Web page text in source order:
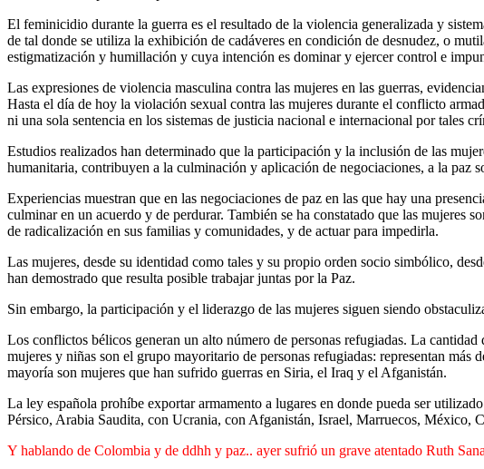
El feminicidio durante la guerra es el resultado de la violencia generalizada y
de tal donde se utiliza la exhibición de cadáveres en condición de desnudez, o
estigmatización y humillación y cuya intención es dominar y ejercer control e
Las expresiones de violencia masculina contra las mujeres en las guerras,
Hasta el día de hoy la violación sexual contra las mujeres durante el conflicto
ni una sola sentencia en los sistemas de justicia nacional e internacional por tales
Estudios realizados han determinado que la participación y la inclusión de las
humanitaria, contribuyen a la culminación y aplicación de negociaciones, a la paz
Experiencias muestran que en las negociaciones de paz en las que hay una
culminar en un acuerdo y de perdurar. También se ha constatado que las mujeres
de radicalización en sus familias y comunidades, y de actuar para impedirla.
Las mujeres, desde su identidad como tales y su propio orden socio simbólico,
han demostrado que resulta posible trabajar juntas por la Paz.
Sin embargo, la participación y el liderazgo de las mujeres siguen siendo
Los conflictos bélicos generan un alto número de personas refugiadas. La
mujeres y niñas son el grupo mayoritario de personas refugiadas: representan
mayoría son mujeres que han sufrido guerras en Siria, el Iraq y el Afganistán.
La ley española prohíbe exportar armamento a lugares en donde pueda ser
Pérsico, Arabia Saudita, con Ucrania, con Afganistán, Israel, Marruecos, México,
Y hablando de Colombia y de ddhh y paz.. ayer sufrió un grave atentado Ruth